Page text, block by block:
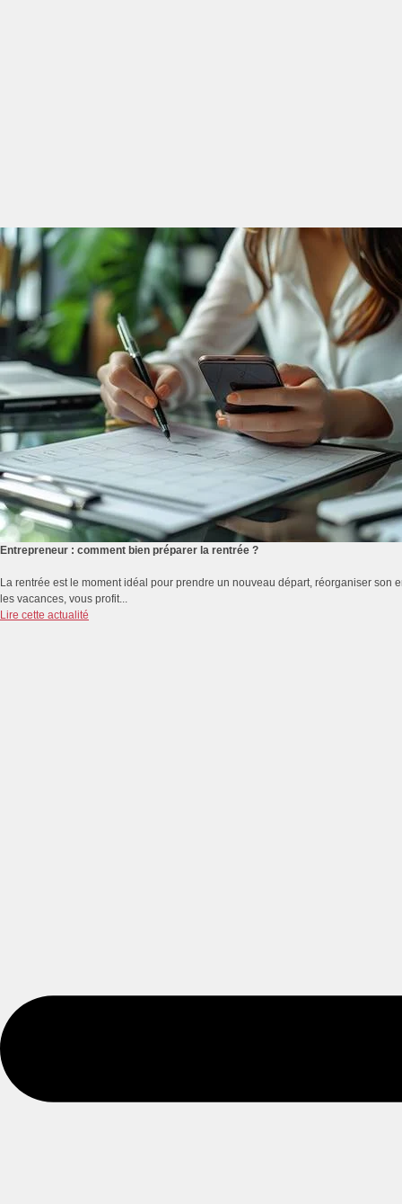
Entrepreneur : comment bien préparer la rentrée ?
La rentrée est le moment idéal pour prendre un nouveau départ, réorganiser son
les vacances, vous profit...
Lire cette actualité